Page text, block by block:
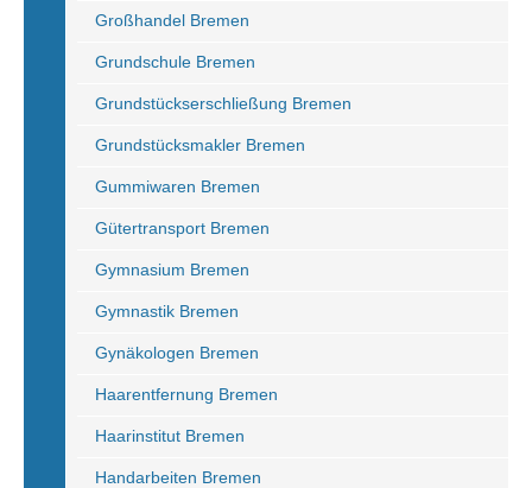
Großhandel Bremen
Grundschule Bremen
Grundstückserschließung Bremen
Grundstücksmakler Bremen
Gummiwaren Bremen
Gütertransport Bremen
Gymnasium Bremen
Gymnastik Bremen
Gynäkologen Bremen
Haarentfernung Bremen
Haarinstitut Bremen
Handarbeiten Bremen